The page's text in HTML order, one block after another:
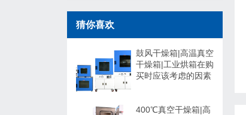
猜你喜欢
鼓风干燥箱|高温真空
干燥箱|工业烘箱在购
买时应该考虑的因素
400℃真空干燥箱|高